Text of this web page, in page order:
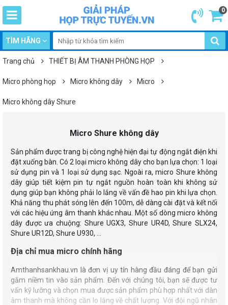
0
TÌM HÃNG
Trang chủ THIẾT BỊ ÂM THANH PHÒNG HỌP
Micro phòng họp Micro không dây Micro
Micro không dây Shure
Micro Shure không dây
Sản phẩm được trang bị công nghệ hiện đại tự động ngắt điện khi
đặt xuống bàn. Có 2 loại micro không dây cho bạn lựa chọn: 1 loại
sử dụng pin và 1 loại sử dụng sạc. Ngoài ra, micro Shure không
dây giúp tiết kiệm pin tự ngắt nguồn hoàn toàn khi không sử
dụng giúp bạn không phải lo lắng về vấn đề hao pin khi lựa chọn.
Khả năng thu phát sóng lên đến 100m, dễ dàng cài đặt và kết nối
với các hiệu ứng âm thanh khác nhau. Một số dòng micro không
dây được ưa chuộng: Shure UGX3, Shure UR4D, Shure SLX24,
Shure UR12D, Shure U930, …
Địa chỉ mua micro chính hãng
Amthanhsankhau.vn là đơn vị uy tín hàng đầu đáng để bạn gửi
gắm niềm tin vào sản phẩm. Đến với chúng tôi, bạn sẽ được tư
vấn kỹ lưỡng và chọn mua được sản phẩm phù hợp nhất với dàn
âm thanh mà không cần lo lắng về chất lượng. Với đội ngũ nhân